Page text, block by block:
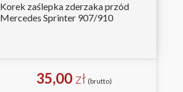
Korek zaślepka zderzaka przód
Mercedes Sprinter 907/910
35,00 zł (brutto)